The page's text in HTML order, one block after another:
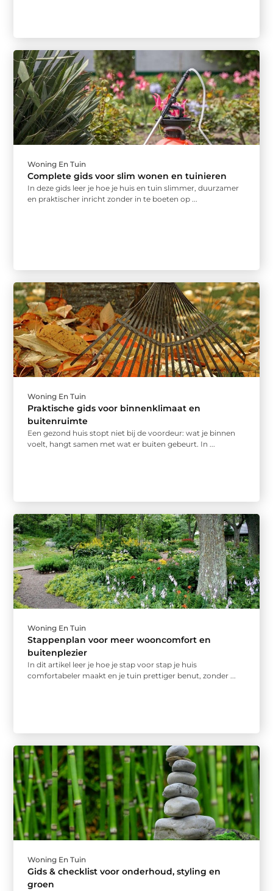
Woning En Tuin
Complete gids voor slim wonen en tuinieren
In deze gids leer je hoe je huis en tuin slimmer, duurzamer
en praktischer inricht zonder in te boeten op ...
Woning En Tuin
Praktische gids voor binnenklimaat en
buitenruimte
Een gezond huis stopt niet bij de voordeur: wat je binnen
voelt, hangt samen met wat er buiten gebeurt. In ...
Woning En Tuin
Stappenplan voor meer wooncomfort en
buitenplezier
In dit artikel leer je hoe je stap voor stap je huis
comfortabeler maakt en je tuin prettiger benut, zonder ...
Woning En Tuin
Gids & checklist voor onderhoud, styling en
groen